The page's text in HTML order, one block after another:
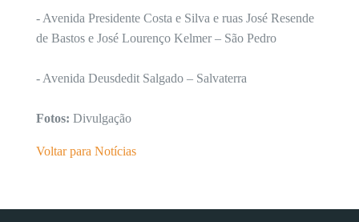
- Avenida Presidente Costa e Silva e ruas José Resende
de Bastos e José Lourenço Kelmer – São Pedro
- Avenida Deusdedit Salgado – Salvaterra
Fotos: Divulgação
Voltar para Notícias